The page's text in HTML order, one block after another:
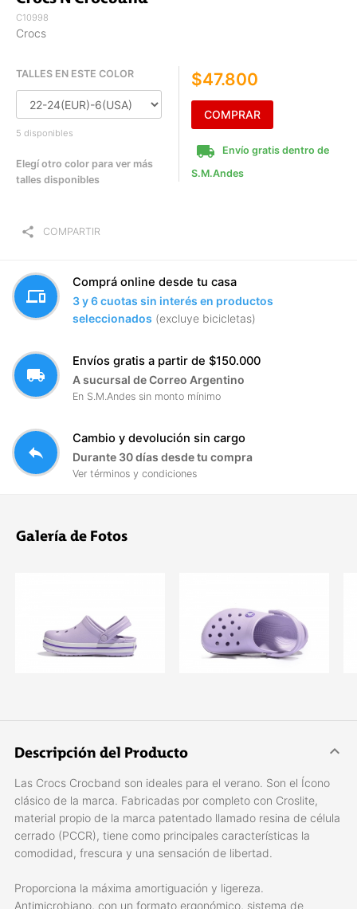
C10998
Crocs
TALLES EN ESTE COLOR
5 disponibles
Elegí otro color para ver más
talles disponibles
$47.800
COMPRAR
local_shipping
Envío gratis dentro de
S.M.Andes
share COMPARTIR
devices
Comprá online desde tu casa
3 y 6 cuotas sin interés en productos
seleccionados (excluye bicicletas)
local_shipping
Envíos gratis a partir de $150.000
A sucursal de Correo Argentino
En S.M.Andes sin monto mínimo
reply
Cambio y devolución sin cargo
Durante 30 días desde tu compra
Ver términos y condiciones
Galería de Fotos
Descripción del Producto
Las Crocs Crocband son ideales para el verano. Son el Ícono
clásico de la marca. Fabricadas por completo con Croslite,
material propio de la marca patentado llamado resina de célula
cerrado (PCCR), tiene como principales características la
comodidad, frescura y una sensación de libertad.
Proporciona la máxima amortiguación y ligereza.
Antimicrobiano, con un formato ergonómico, sistema de